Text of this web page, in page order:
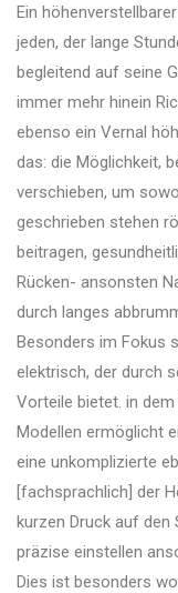
Ein
jeden, der lange
begleitend auf seine
immer mehr hinein
ebenso ein Vernal
das: die Möglichkeit,
verschieben, um
geschrieben stehen
beitragen,
Rücken- ansonsten
durch langes
Besonders im Fokus
elektrisch, der durch
Vorteile bietet. in
Modellen ermöglicht
eine unkomplizierte
[fachsprachlich] der
kurzen Druck auf den
präzise einstellen
Dies ist besonders